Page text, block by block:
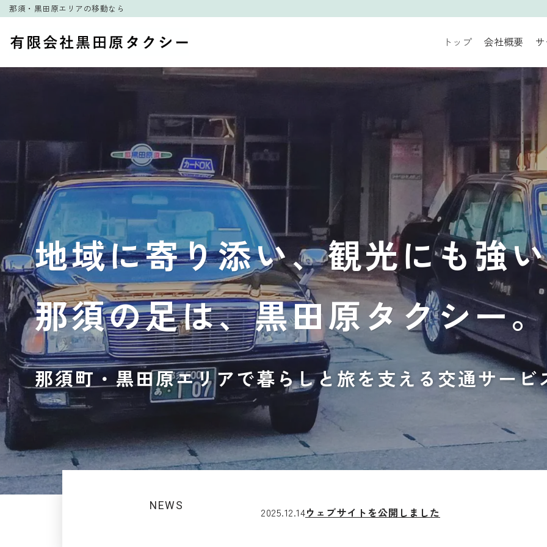
コ
ン
テ
キ
那須・黒田原エリアの移動なら
トップ 会社概要
地域に寄り添い、観光にも強
那須の足は、黒田原タクシー。
那須町・黒田原エリアで暮らしと旅を支える交通サービ
NEWS ウェブサイトを公開しました
2025.12.14